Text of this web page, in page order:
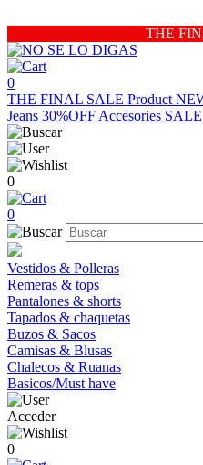
THE
0
THE FINAL SALE Product
Jeans 30%OFF Accesories SALE
0
0
Vestidos & Polleras
Remeras & tops
Pantalones & shorts
Tapados & chaquetas
Buzos & Sacos
Camisas & Blusas
Chalecos & Ruanas
Basicos/Must have
Acceder
0